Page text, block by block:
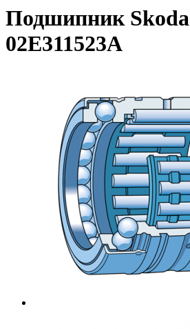
Подшипник Skoda
02E311523A